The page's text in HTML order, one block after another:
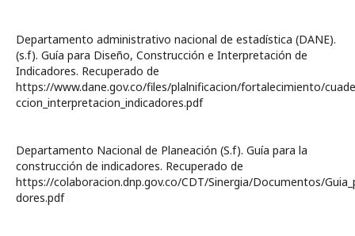
Departamento administrativo nacional de estadística (DANE).
(s.f). Guía para Diseño, Construcción e Interpretación de
Indicadores. Recuperado de
https://www.dane.gov.co/files/plalnificacion/fortalecimiento/
ccion_interpretacion_indicadores.pdf
Departamento Nacional de Planeación (S.f). Guía para la
construcción de indicadores. Recuperado de
https://colaboracion.dnp.gov.co/CDT/Sinergia/Documentos/
dores.pdf